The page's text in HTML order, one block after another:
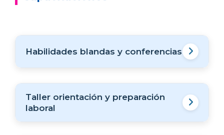
Habilidades blandas y conferencias
Taller orientación y preparación
laboral